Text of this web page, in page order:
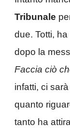
Tribunale
due. Totti,
dopo la
Faccia ciò
infatti, ci sarà
quanto
tanto ha